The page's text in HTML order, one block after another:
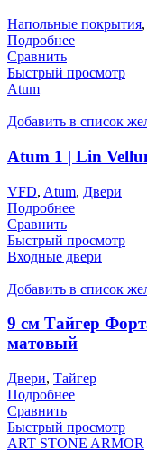
Напольные покрытия,
Подробнее
Сравнить
Быстрый просмотр
Atum
Добавить в список
Atum 1 | Lin
VFD, Atum, Двери
Подробнее
Сравнить
Быстрый просмотр
Входные двери
Добавить в список
9 см Тайгер
матовый
Двери, Тайгер
Подробнее
Сравнить
Быстрый просмотр
ART STONE ARMOR